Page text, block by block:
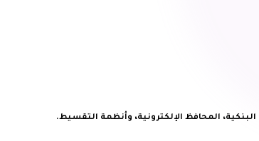
المحافظ الإلكترونية، وأنظمة التقسيط.